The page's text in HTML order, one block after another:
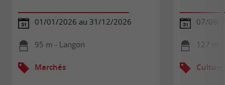
01/01/2026 au 31/12/2026
95 m - Langon
Marchés
07/08/
127 m
Culture